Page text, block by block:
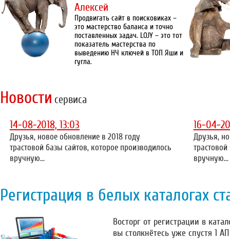
Алексей
Продвигать сайт в поисковиках –
это мастерство баланса и точно
поставленных задач. LOJY – это тот
показатель мастерства по
выведению НЧ ключей в ТОП Яши и
гугла.
Новости сервиса
14-08-2018, 13:03
Друзья, новое обновление в 2018 году
трастовой базы сайтов, которое производилось
вручную...
16-04-
Друзья,
вручную...
Регистрация в белых каталогах
Восторг от регистрации в
вы столкнётесь уже спустя 1